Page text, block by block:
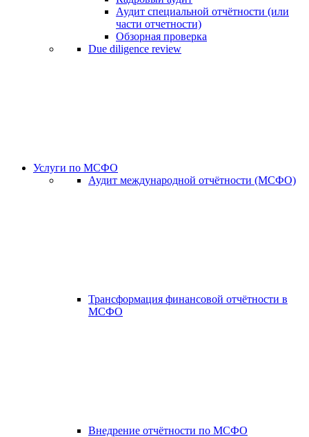
Аудит специальной отчётности (или
части отчетности)
Обзорная проверка
Due diligence review
Услуги по МСФО
Аудит международной отчётности (МСФО)
Трансформация финансовой отчётности в
МСФО
Внедрение отчётности по МСФО